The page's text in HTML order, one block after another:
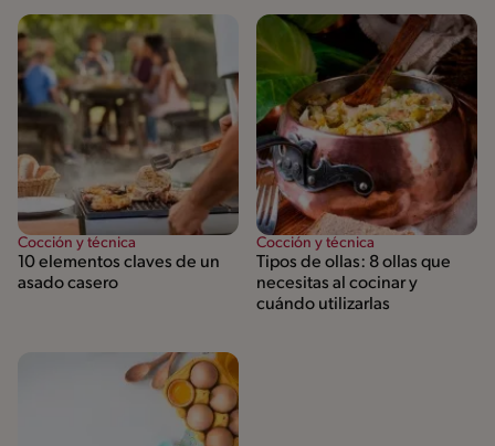
Cocción y técnica
10 elementos claves de un
asado casero
Cocción y técnica
Tipos de ollas: 8 ollas que
necesitas al cocinar y
cuándo utilizarlas